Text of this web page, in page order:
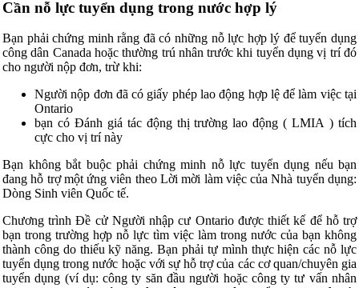
Cần nỗ lực tuyển dụng trong nước hợp lý
Bạn phải chứng minh rằng đã có những nỗ lực hợp lý để tuyển dụng
công dân Canada hoặc thường trú nhân trước khi tuyển dụng vị trí đó
cho người nộp đơn, trừ khi:
Người nộp đơn đã có giấy phép lao động hợp lệ để làm việc tại
Ontario
bạn có Đánh giá tác động thị trường lao động (LMIA ) tích
cực cho vị trí này
Bạn không bắt buộc phải chứng minh nỗ lực tuyển dụng nếu bạn
đang hỗ trợ một ứng viên theo Lời mời làm việc của Nhà tuyển dụng:
Dòng Sinh viên Quốc tế.
Chương trình Đề cử Người nhập cư Ontario được thiết kế để hỗ trợ
bạn trong trường hợp nỗ lực tìm việc làm trong nước của bạn không
thành công do thiếu kỹ năng. Bạn phải tự mình thực hiện các nỗ lực
tuyển dụng trong nước hoặc với sự hỗ trợ của các cơ quan/chuyên gia
tuyển dụng (ví dụ: công ty săn đầu người hoặc công ty tư vấn nhân